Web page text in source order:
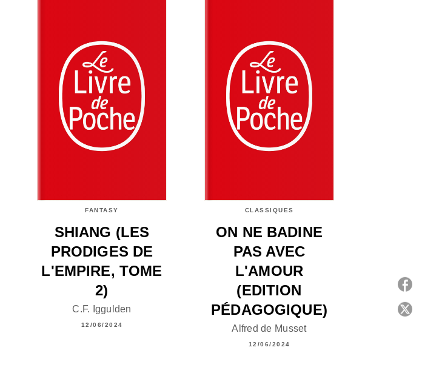
FANTASY
SHIANG (LES
PRODIGES DE
L'EMPIRE, TOME
2)
C.F. Iggulden
12/06/2024
CLASSIQUES
ON NE BADINE
PAS AVEC
L'AMOUR
(EDITION
PÉDAGOGIQUE)
Alfred de Musset
12/06/2024